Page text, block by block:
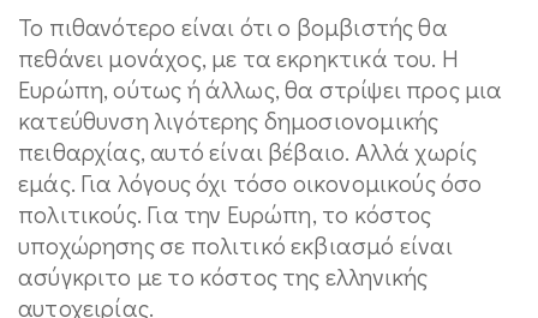
Το πιθανότερο είναι ότι ο βομβιστής θα
πεθάνει μονάχος, με τα εκρηκτικά του. Η
Ευρώπη, ούτως ή άλλως, θα στρίψει προς μια
κατεύθυνση λιγότερης δημοσιονομικής
πειθαρχίας, αυτό είναι βέβαιο. Αλλά χωρίς
εμάς. Για λόγους όχι τόσο οικονομικούς όσο
πολιτικούς. Για την Ευρώπη, το κόστος
υποχώρησης σε πολιτικό εκβιασμό είναι
ασύγκριτο με το κόστος της ελληνικής
αυτοχειρίας.